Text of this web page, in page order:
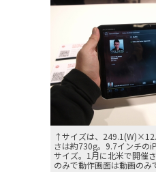
↑サイズは、
さは約730g。9.7インチの
サイズ。1月に北米で開催
のみで動作画面は動画のみ